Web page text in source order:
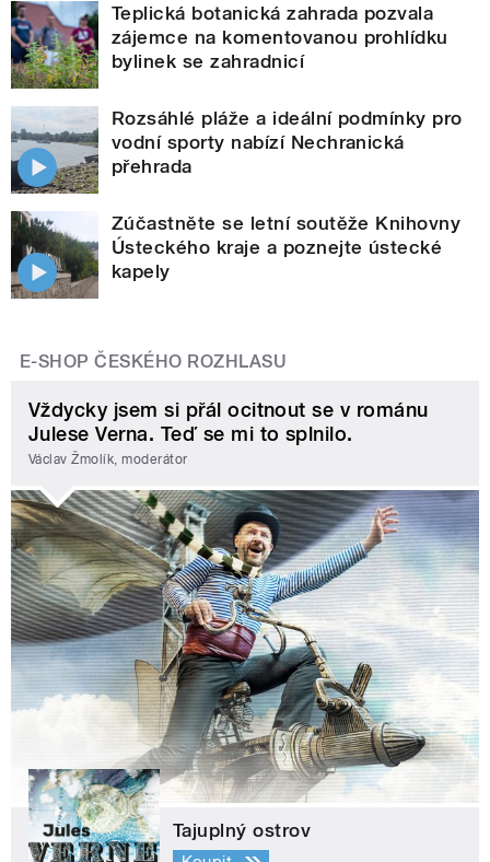
Teplická botanická zahrada pozvala
zájemce na komentovanou prohlídku
bylinek se zahradnicí
Rozsáhlé pláže a ideální podmínky pro
vodní sporty nabízí Nechranická
přehrada
Zúčastněte se letní soutěže Knihovny
Ústeckého kraje a poznejte ústecké
kapely
E-SHOP ČESKÉHO ROZHLASU
Vždycky jsem si přál ocitnout se v románu
Julese Verna. Teď se mi to splnilo.
Václav Žmolík, moderátor
Tajuplný ostrov